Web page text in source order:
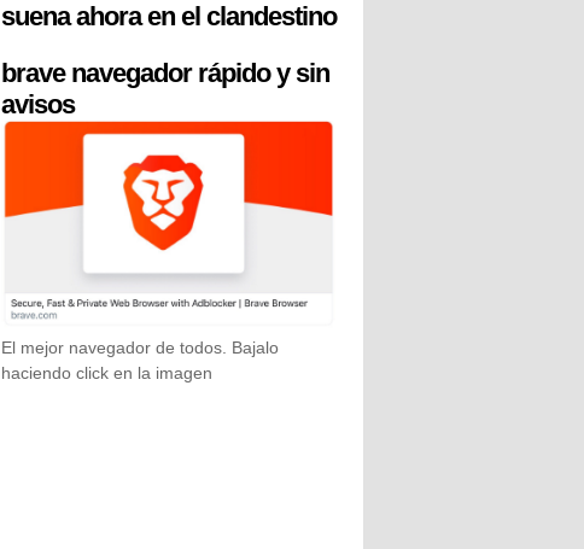
suena ahora en el clandestino
brave navegador rápido y sin
avisos
El mejor navegador de todos. Bajalo
haciendo click en la imagen